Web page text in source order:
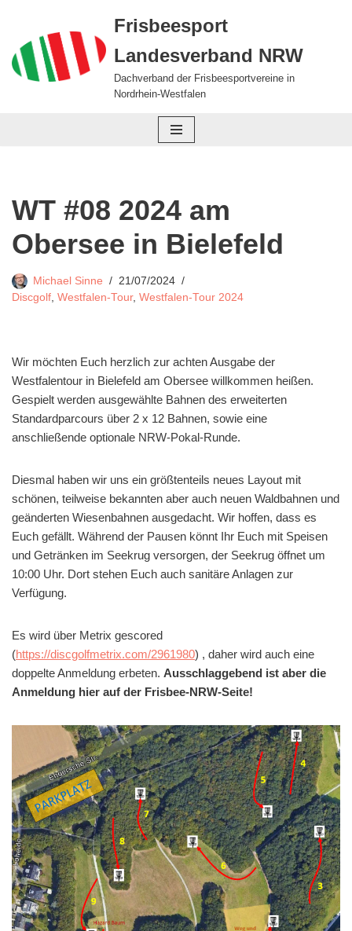
Zum
Inhalt
springen
Frisbeesport
Landesverband NRW
Dachverband der Frisbeesportvereine in
Nordrhein-Westfalen
WT #08 2024 am
Obersee in Bielefeld
Michael Sinne
21/07/2024
Discgolf, Westfalen-Tour, Westfalen-Tour 2024
Wir möchten Euch herzlich zur achten Ausgabe der
Westfalentour in Bielefeld am Obersee willkommen heißen.
Gespielt werden ausgewählte Bahnen des erweiterten
Standardparcours über 2 x 12 Bahnen, sowie eine
anschließende optionale NRW-Pokal-Runde.
Diesmal haben wir uns ein größtenteils neues Layout mit
schönen, teilweise bekannten aber auch neuen Waldbahnen und
geänderten Wiesenbahnen ausgedacht. Wir hoffen, dass es
Euch gefällt. Während der Pausen könnt Ihr Euch mit Speisen
und Getränken im Seekrug versorgen, der Seekrug öffnet um
10:00 Uhr. Dort stehen Euch auch sanitäre Anlagen zur
Verfügung.
Es wird über Metrix gescored
(https://discgolfmetrix.com/2961980) , daher wird auch eine
doppelte Anmeldung erbeten. Ausschlaggebend ist aber die
Anmeldung hier auf der Frisbee-NRW-Seite!